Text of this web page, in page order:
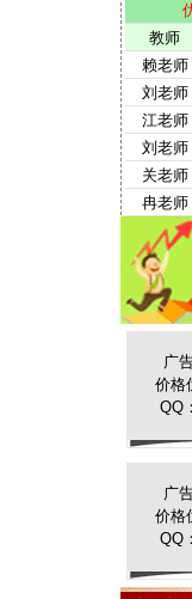
教师
赖老师
刘老师
江老师
刘老师
关老师
冉老师
广
价格
QQ
广
价格
QQ